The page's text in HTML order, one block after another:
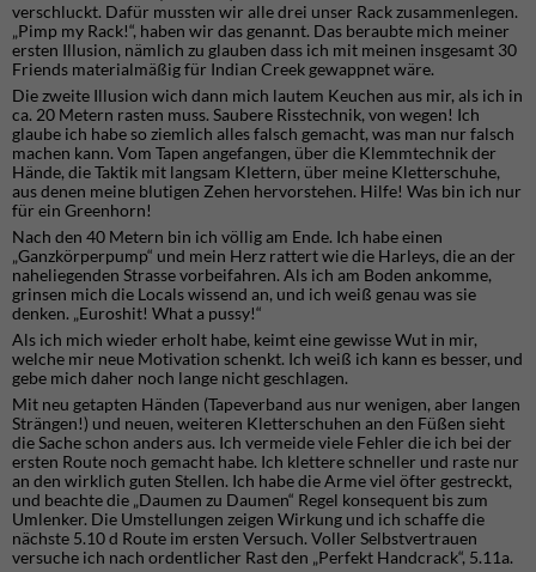
verschluckt. Dafür mussten wir alle drei unser Rack zusammenlegen.
„Pimp my Rack!“, haben wir das genannt. Das beraubte mich meiner
ersten Illusion, nämlich zu glauben dass ich mit meinen insgesamt 30
Friends materialmäßig für Indian Creek gewappnet wäre.
Die zweite Illusion wich dann mich lautem Keuchen aus mir, als ich in
ca. 20 Metern rasten muss. Saubere Risstechnik, von wegen! Ich
glaube ich habe so ziemlich alles falsch gemacht, was man nur falsch
machen kann. Vom Tapen angefangen, über die Klemmtechnik der
Hände, die Taktik mit langsam Klettern, über meine Kletterschuhe,
aus denen meine blutigen Zehen hervorstehen. Hilfe! Was bin ich nur
für ein Greenhorn!
Nach den 40 Metern bin ich völlig am Ende. Ich habe einen
„Ganzkörperpump“ und mein Herz rattert wie die Harleys, die an der
naheliegenden Strasse vorbeifahren. Als ich am Boden ankomme,
grinsen mich die Locals wissend an, und ich weiß genau was sie
denken. „Euroshit! What a pussy!“
Als ich mich wieder erholt habe, keimt eine gewisse Wut in mir,
welche mir neue Motivation schenkt. Ich weiß ich kann es besser, und
gebe mich daher noch lange nicht geschlagen.
Mit neu getapten Händen (Tapeverband aus nur wenigen, aber langen
Strängen!) und neuen, weiteren Kletterschuhen an den Füßen sieht
die Sache schon anders aus. Ich vermeide viele Fehler die ich bei der
ersten Route noch gemacht habe. Ich klettere schneller und raste nur
an den wirklich guten Stellen. Ich habe die Arme viel öfter gestreckt,
und beachte die „Daumen zu Daumen“ Regel konsequent bis zum
Umlenker. Die Umstellungen zeigen Wirkung und ich schaffe die
nächste 5.10 d Route im ersten Versuch. Voller Selbstvertrauen
versuche ich nach ordentlicher Rast den „Perfekt Handcrack“, 5.11a.